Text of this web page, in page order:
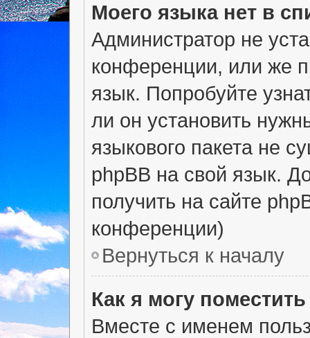
Моего языка нет в
Администратор не
конференции, или же
язык. Попробуйте
ли он установить
языкового пакета не
phpBB на свой язык.
получить на сайте
конференции)
Вернуться к началу
Как я могу
Вместе с именем